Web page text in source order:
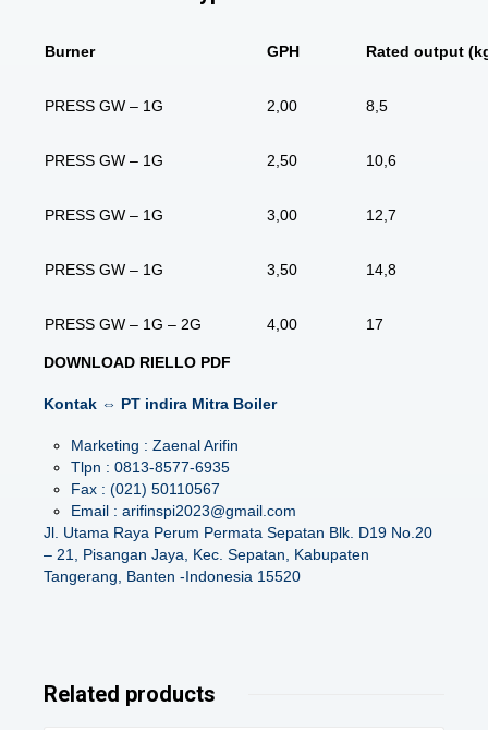
Burner GPH Rated output
PRESS GW – 1G 2,00 8,5
PRESS GW – 1G 2,50 10,6
PRESS GW – 1G 3,00 12,7
PRESS GW – 1G 3,50 14,8
PRESS GW – 1G – 2G 4,00 17
DOWNLOAD RIELLO PDF
Kontak ⇔ PT indira Mitra Boiler
Marketing : Zaenal Arifin
Tlpn : 0813-8577-6935
Fax : (021) 50110567
Email : arifinspi2023@gmail.com
Jl. Utama Raya Perum Permata Sepatan Blk. D19 No.20
– 21, Pisangan Jaya, Kec. Sepatan, Kabupaten
Tangerang, Banten -Indonesia 15520
Related products